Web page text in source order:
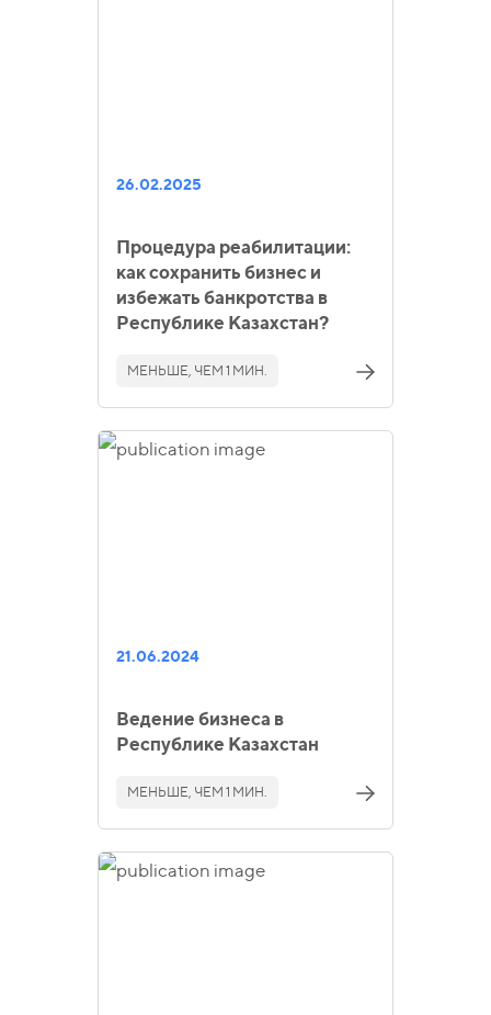
26.02.2025
Процедура реабилитации:
как сохранить бизнес и
избежать банкротства в
Республике Казахстан?
МЕНЬШЕ, ЧЕМ 1 МИН.
21.06.2024
Ведение бизнеса в
Республике Казахстан
МЕНЬШЕ, ЧЕМ 1 МИН.